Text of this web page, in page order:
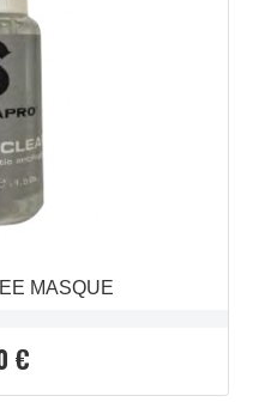
MASQUE
€